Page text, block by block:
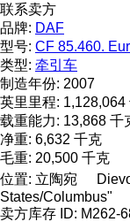
联系卖方
品牌: DAF
型号: CF 85.460.
类型: 牵引车
制造年份: 2007
英里里程: 1,128,064
载重能力: 13,868 千
净重: 6,632 千克
毛重: 20,500 千克
位置: 立陶宛
States/Columbus"
卖方库存 ID: M262-